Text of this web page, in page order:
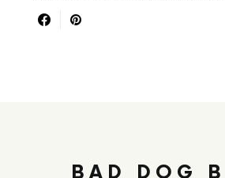
BAD DOG